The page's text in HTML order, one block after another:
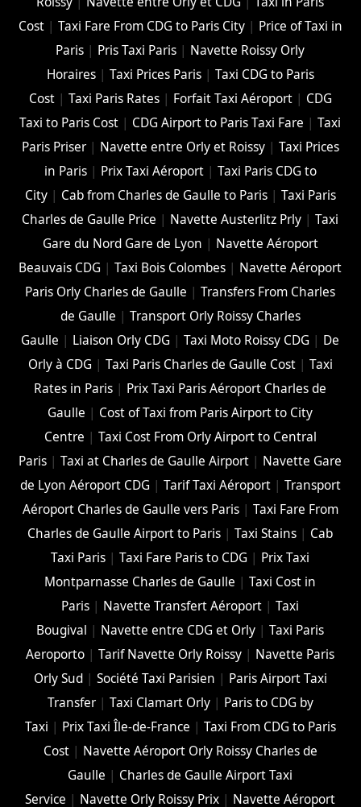
Cost| Taxi Fare From CDG to Paris City| Price of Taxi in
Paris | Pris Taxi Paris | Navette Roissy Orly
Horaires| Taxi Prices Paris| Taxi CDG to Paris
Cost| Taxi Paris Rates| Forfait Taxi Aéroport| CDG
Taxi to Paris Cost | CDG Airport to Paris Taxi Fare |Taxi
Paris Priser| Navette entre Orly et Roissy| Taxi Prices
in Paris| Prix Taxi Aéroport| Taxi Paris CDG to
City| Cab from Charles de Gaulle to Paris| Taxi Paris
Charles de Gaulle Price | Navette Austerlitz Prly |Taxi
Gare du Nord Gare de Lyon | Navette Aéroport
Beauvais CDG |Taxi Bois Colombes | Navette Aéroport
Paris Orly Charles de Gaulle |Transfers From Charles
de Gaulle | Transport Orly Roissy Charles
Gaulle | Liaison Orly CDG |Taxi Moto Roissy CDG | De
Orly à CDG | Taxi Paris Charles de Gaulle Cost| Taxi
Rates in Paris | Prix Taxi Paris Aéroport Charles de
Gaulle | Cost of Taxi from Paris Airport to City
Centre | Taxi Cost From Orly Airport to Central
Paris |Taxi at Charles de Gaulle Airport | Navette Gare
de Lyon Aéroport CDG | Tarif Taxi Aéroport| Transport
Aéroport Charles de Gaulle vers Paris| Taxi Fare From
Charles de Gaulle Airport to Paris |Taxi Stains | Cab
Taxi Paris |Taxi Fare Paris to CDG | Prix Taxi
Montparnasse Charles de Gaulle |Taxi Cost in
Paris | Navette Transfert Aéroport |Taxi
Bougival | Navette entre CDG et Orly |Taxi Paris
Aeroporto |Tarif Navette Orly Roissy | Navette Paris
Orly Sud| Société Taxi Parisien | Paris Airport Taxi
Transfer| Taxi Clamart Orly| Paris to CDG by
Taxi | Prix Taxi Île-de-France | Taxi From CDG to Paris
Cost| Navette Aéroport Orly Roissy Charles de
Gaulle | Charles de Gaulle Airport Taxi
Service | Navette Orly Roissy Prix | Navette Aéroport